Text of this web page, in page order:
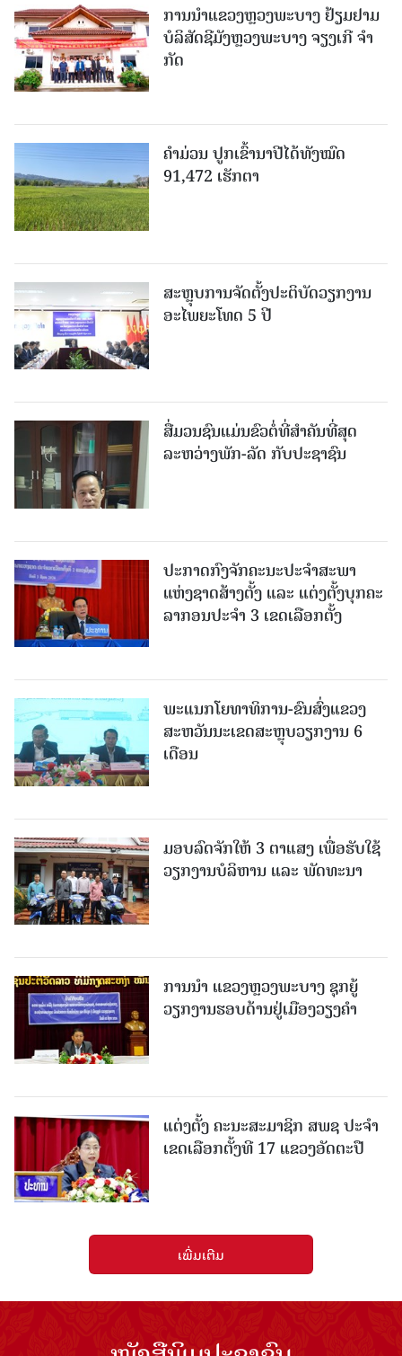
ການນຳແຂວງຫຼວງພະບາງ ຢ້ຽມ​ຢາມ
ບໍ​ລິ​ສັດຊີມັງຫຼວງພະບາງ ຈຽງເກີ ຈໍາ
ກັດ
ຄໍາມ່ວນ ປູກເຂົ້ານາປີໄດ້ທັງໝົດ
91,472 ເຮັກຕາ
ສະຫຼຸບການຈັດຕັ້ງປະຕິບັດວຽກງານ
ອະໄພຍະໂທດ 5 ປີ
ສື່ມວນຊົນແມ່ນຂົວຕໍ່ທີ່ສໍາຄັນທີ່ສຸດ
ລະຫວ່າງພັກ-ລັດ ກັບປະຊາຊົນ
ປະກາດກົງຈັກຄະນະປະຈໍາສະພາ
ແຫ່ງຊາດສ້າງຕັ້ງ ແລະ ແຕ່ງຕັ້ງບຸກຄະ
ລາກອນປະຈໍາ 3 ເຂດເລືອກຕັ້ງ
ພະແນກໂຍທາທິການ-ຂົນສົ່ງແຂວງ
ສະຫວັນນະເຂດສະຫຼຸບວຽກງານ 6
ເດືອນ
ມອບລົດຈັກໃຫ້ 3 ຕາແສງ ເພື່ອຮັບໃຊ້
ວຽກງານບໍລິຫານ ແລະ ພັດທະນາ
ການນຳ ແຂວງຫຼວງພະບາງ ຊຸກຍູ້
ວຽກງານຮອບດ້ານຢູ່ເມືອງວຽງຄໍາ
ແຕ່ງຕັ້ງ ຄະນະສະມາຊິກ ສພຊ ປະຈຳ
ເຂດເລືອກຕັ້ງທີ 17 ແຂວງອັດຕະປື
ເພີ່ມເຕີມ